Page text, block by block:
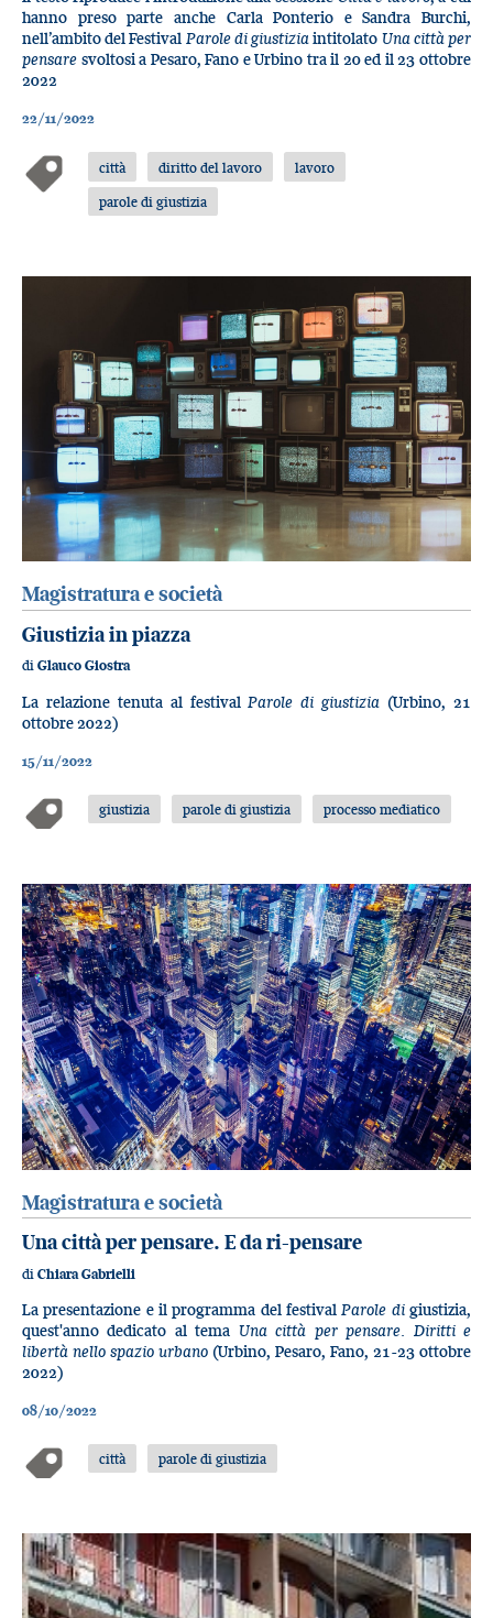
hanno preso parte anche Carla Ponterio e Sandra Burchi,
nell’ambito del Festival Parole di giustiziaintitolato Una città per
pensare svoltosi a Pesaro, Fano e Urbino tra il 20 ed il 23 ottobre
2022
22/11/2022
città diritto del lavoro
lavoro
parole di giustizia
Magistratura e società
Giustizia in piazza
di Glauco Giostra
La relazione tenuta al festival Parole di giustizia (Urbino, 21
ottobre 2022)
15/11/2022
giustizia parole di giustizia processo mediatico
Magistratura e società
Una città per pensare. E da ri-pensare
di Chiara Gabrielli
La presentazione e il programma del festivalParole digiustizia,
quest'anno dedicato al tema Una città per pensare. Diritti e
libertà nello spazio urbano (Urbino, Pesaro, Fano, 21-23 ottobre
2022)
08/10/2022
città parole di giustizia